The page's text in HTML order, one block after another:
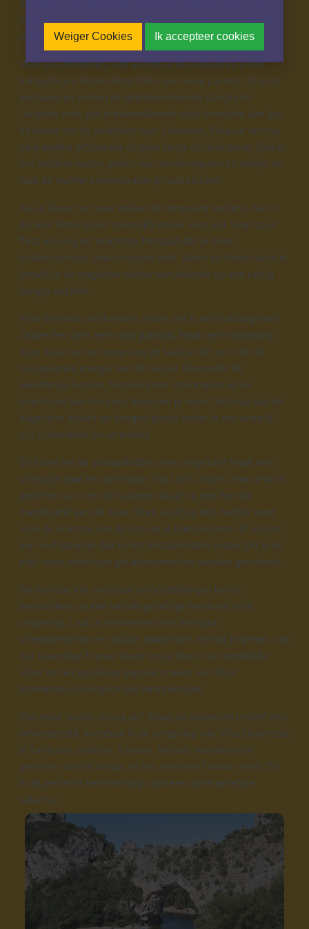
gelegen in het prachtige Sampzon, Ardeche! Hier staat
jouw ultieme vakantieavontuur te wachten, boordevol
onvergetelijke ervaringen die je zeker niet wilt missen.
Voor de liefhebbers van avontuur en waterpret is het
nabijgelegen Vallon Pont D'Arc een waar paradijs. Stap in
een kano en verken de adembenemende Gorges de
l'Ardèche met zijn indrukwekkende rotsformaties. Aan jou
de keuze om te peddelen naar Labaume, Balazuc en nog
vele andere pittoreske dorpjes langs de rivieroever. Duik in
het heldere water, geniet van zonovergoten strandjes en
laat de warme zonnestralen je huid strelen.
Als je liever op twee wielen de omgeving verkent, dan is
de Voie Verte (oude spoorlijn) ideaal voor jou. Stap op je
fiets en volg dit prachtige fietspad dat je door
schilderachtige landschappen leidt. Adem de frisse lucht in
terwijl je de magische natuur van Ardeche op een rustig
tempo ontdekt.
Voor de natuurliefhebbers onder ons is het natuurgebied
Cirque des Gens een waar paradijs. Maak een wandeling
door deze serene omgeving en laad jezelf op met de
rustgevende energie van de natuur. Bewonder de
weelderige bossen, betoverende stroompjes en de
overvloed aan flora en fauna om je heen. Ontsnap aan de
dagelijkse drukte en dompel jezelf onder in een wereld
vol schoonheid en sereniteit.
En laten we de zonaanbidders niet vergeten! Maak een
uitstapje naar het prachtige Isla Cool Douce, waar je kunt
genieten van een ontspannen dagje op een heerlijk
zandstrand aan de rivier. Strek je uit op het zachte zand,
voel de warmte van de zon op je huid en neem af en toe
een verfrissende duik in het kristalheldere water. Dit is de
plek waar eindeloze geluksmomenten worden gecreëerd.
Na een dag vol avontuur en ontdekkingen kun je
neerstrijken op een van de gezellige terrasjes in de
omgeving. Laat je verwennen met heerlijke
streekgerechten en lokale lekkernijen, terwijl je geniet van
het levendige Franse leven om je heen. De vriendelijke
sfeer en het gezellige gepraat maken van deze
momenten onvergetelijke herinneringen.
Dus waar wacht je nog op? Waag de sprong en beleef een
onvergetelijk avontuur in de omgeving van Villa Cinderella
in Sampzon, Ardeche. Kanoën, fietsen, wandelen en
genieten van de natuur en het heerlijke Franse leven. Dit
is de perfecte bestemming voor een onvergetelijke
vakantie.
Weiger Cookies Ik accepteer cookies